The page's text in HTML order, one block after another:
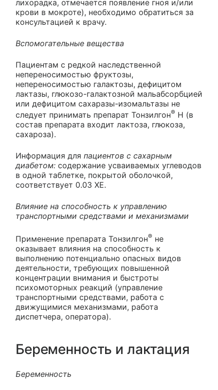
лихорадка, отмечается появление гноя и/или
крови в мокроте), необходимо обратиться за
консультацией к врачу.
Вспомогательные вещества
Пациентам с редкой наследственной
непереносимостью фруктозы,
непереносимостью галактозы, дефицитом
лактазы, глюкозо-галактозной мальабсорбцией
или дефицитом сахаразы-изомальтазы не
следует принимать препарат Тонзилгон® Н (в
состав препарата входит лактоза, глюкоза,
сахароза).
Информация для пациентов с сахарным
диабетом: содержание усваиваемых углеводов
в одной таблетке, покрытой оболочкой,
соответствует 0.03 ХЕ.
Влияние на способность к управлению
транспортными средствами и механизмами
Применение препарата Тонзилгон® не
оказывает влияния на способность к
выполнению потенциально опасных видов
деятельности, требующих повышенной
концентрации внимания и быстроты
психомоторных реакций (управление
транспортными средствами, работа с
движущимися механизмами, работа
диспетчера, оператора).
Беременность и лактация
Беременность